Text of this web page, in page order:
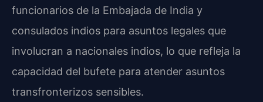
funcionarios de la Embajada de India y
consulados indios para asuntos legales que
involucran a nacionales indios, lo que refleja la
capacidad del bufete para atender asuntos
transfronterizos sensibles.